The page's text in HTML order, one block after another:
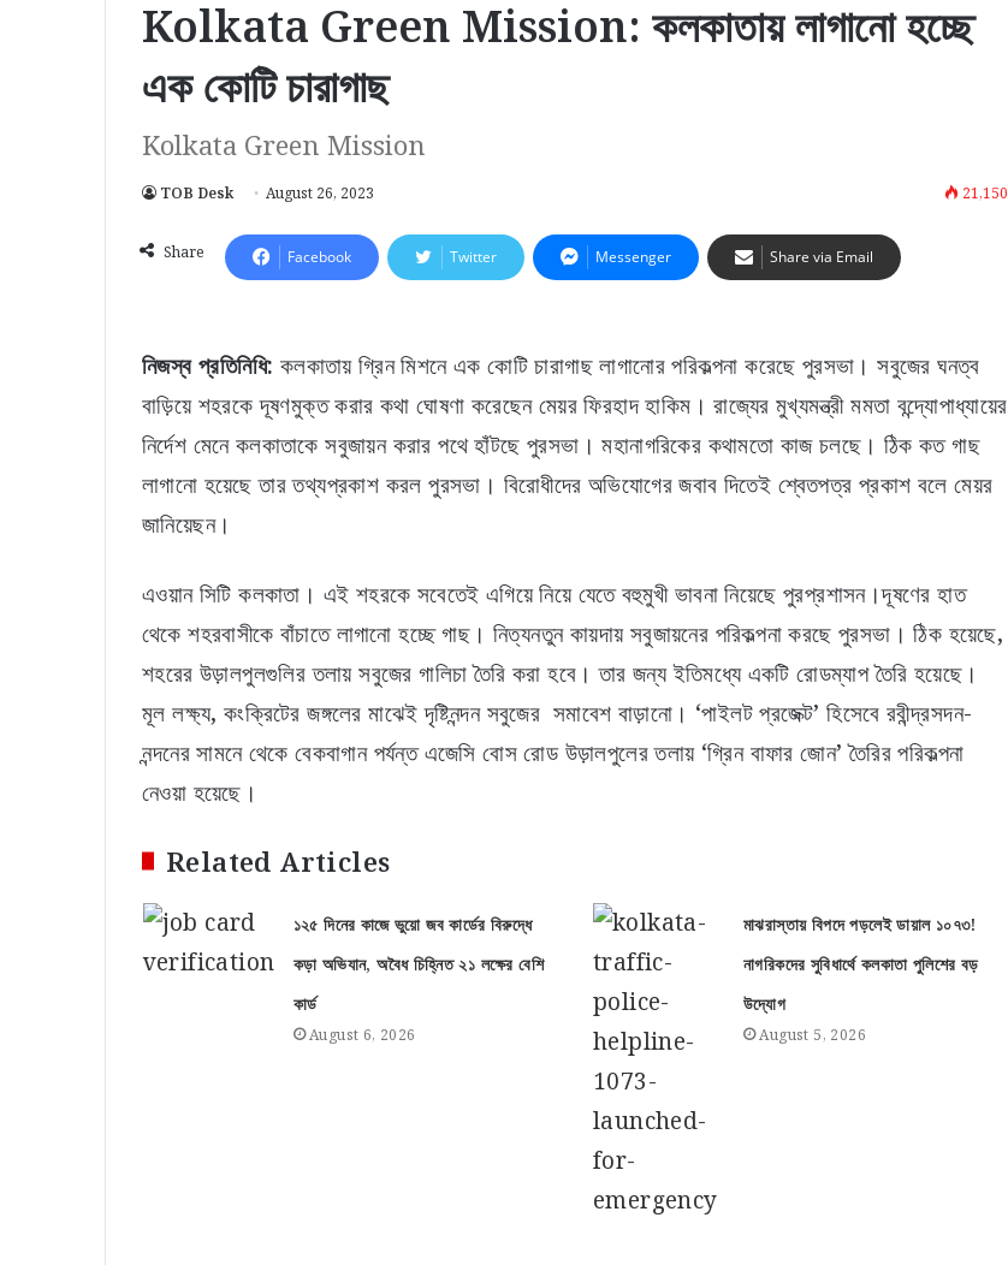
Kolkata Green Mission: কলকাতায় লাগানো হচ্ছে
এক কোটি চারাগাছ
Kolkata Green Mission
TOB Desk August 26, 2023 21,150
Share Facebook Twitter Messenger Share via Email
নিজস্ব প্রতিনিধি: কলকাতায় গ্রিন মিশনে এক কোটি চারাগাছ লাগানোর পরিকল্পনা করেছে পুরসভা। সবুজের ঘনত্ব
বাড়িয়ে শহরকে দূষণমুক্ত করার কথা ঘোষণা করেছেন মেয়র ফিরহাদ হাকিম। রাজ্যের মুখ্যমন্ত্রী মমতা বন্দ্যোপাধ্যায়ের
নির্দেশ মেনে কলকাতাকে সবুজায়ন করার পথে হাঁটছে পুরসভা। মহানাগরিকের কথামতো কাজ চলছে। ঠিক কত গাছ
লাগানো হয়েছে তার তথ্যপ্রকাশ করল পুরসভা। বিরোধীদের অভিযোগের জবাব দিতেই শ্বেতপত্র প্রকাশ বলে মেয়র
জানিয়েছন।
এওয়ান সিটি কলকাতা। এই শহরকে সবেতেই এগিয়ে নিয়ে যেতে বহুমুখী ভাবনা নিয়েছে পুরপ্রশাসন।দূষণের হাত
থেকে শহরবাসীকে বাঁচাতে লাগানো হচ্ছে গাছ। নিত্যনতুন কায়দায় সবুজায়নের পরিকল্পনা করছে পুরসভা। ঠিক হয়েছে,
শহরের উড়ালপুলগুলির তলায় সবুজের গালিচা তৈরি করা হবে। তার জন্য ইতিমধ্যে একটি রোডম্যাপ তৈরি হয়েছে।
মূল লক্ষ্য, কংক্রিটের জঙ্গলের মাঝেই দৃষ্টিনন্দন সবুজের সমাবেশ বাড়ানো। ‘পাইলট প্রজেক্ট’ হিসেবে রবীন্দ্রসদন-
নন্দনের সামনে থেকে বেকবাগান পর্যন্ত এজেসি বোস রোড উড়ালপুলের তলায় ‘গ্রিন বাফার জোন’ তৈরির পরিকল্পনা
নেওয়া হয়েছে।
Related Articles
১২৫ দিনের কাজে ভুয়ো জব কার্ডের বিরুদ্ধে
কড়া অভিযান, অবৈধ চিহ্নিত ২১ লক্ষের বেশি
কার্ড
August 6, 2026
মাঝরাস্তায় বিপদে পড়লেই ডায়াল ১০৭৩!
নাগরিকদের সুবিধার্থে কলকাতা পুলিশের বড়
উদ্যোগ
August 5, 2026